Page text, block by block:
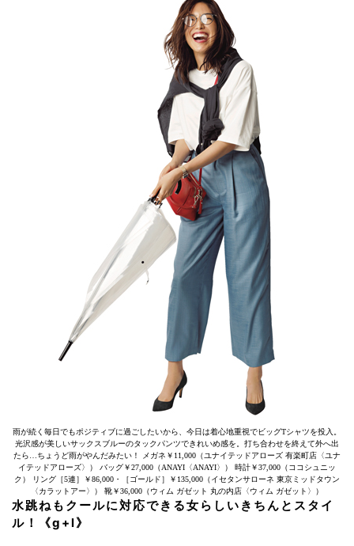
雨が続く毎日でもポジティブに過ごしたいから、今日は着心地重視でビッグTシャツを投入。
光沢感が美しいサックスブルーのタックパンツできれいめ感を。打ち合わせを終えて外へ出
たら…ちょうど雨がやんだみたい！ メガネ￥11,000（ユナイテッドアローズ 有楽町店〈ユナ
イテッドアローズ〉） バッグ￥27,000（ANAYI〈ANAYI〉） 時計￥37,000（ココシュニッ
ク） リング［5連］￥86,000・［ゴールド］￥135,000（イセタンサローネ 東京ミッドタウン
〈カラットアー〉） 靴￥36,000（ウィム ガゼット 丸の内店〈ウィム ガゼット〉）
水跳ねもクールに対応できる女らしいきちんとスタイ
ル！《g+l》